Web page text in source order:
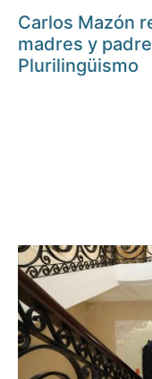
Carlos Mazón
madres y
Plurilingüismo